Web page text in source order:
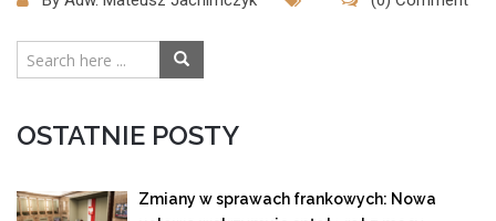
OSTATNIE POSTY
Zmiany w sprawach frankowych: Nowa